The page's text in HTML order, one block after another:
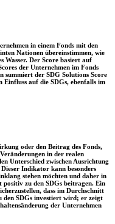
in einem Fonds mit den
Nationen übereinstimmen, wie
Wasser. Der Score basiert auf
der Unternehmen im Fonds
summiert der SDG Solutions Score
Einfluss auf die SDGs, ebenfalls im
oder den Beitrag des Fonds,
in der realen
Unterschied zwischen Ausrichtung
Indikator kann besonders
stehen möchten und daher in
zu den SDGs beitragen. Ein
dass im Durchschnitt
den SDGs investiert wird; er zeigt
der Unternehmen